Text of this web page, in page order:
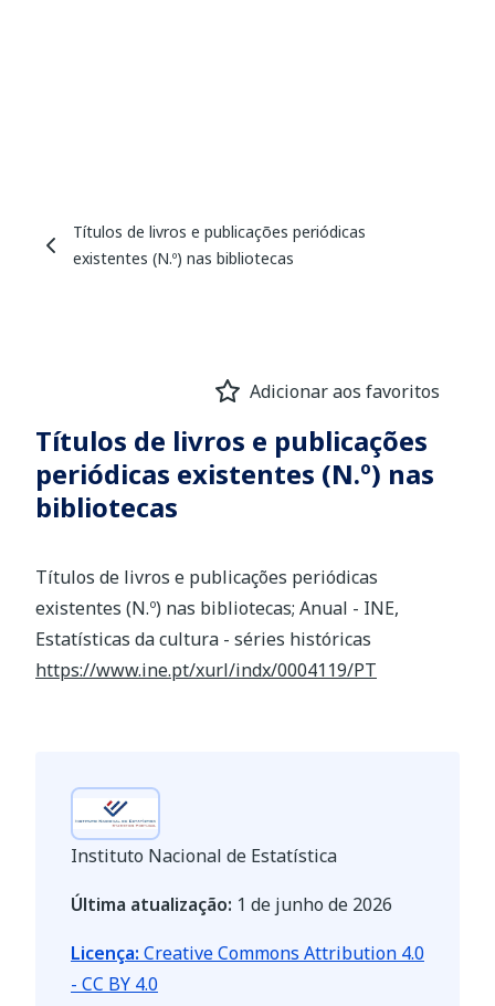
Títulos de livros e publicações periódicas
existentes (N.º) nas bibliotecas
Adicionar aos favoritos
Títulos de livros e publicações
periódicas existentes (N.º) nas
bibliotecas
Títulos de livros e publicações periódicas
existentes (N.º) nas bibliotecas; Anual - INE,
Estatísticas da cultura - séries históricas
https://www.ine.pt/xurl/indx/0004119/PT
Instituto Nacional de Estatística
Última atualização: 1 de junho de 2026
Licença: Creative Commons Attribution 4.0
- CC BY 4.0